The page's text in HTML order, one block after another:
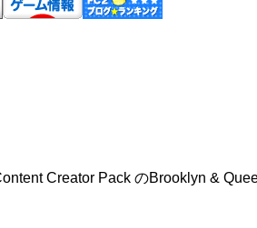
Creator Pack のBrooklyn &